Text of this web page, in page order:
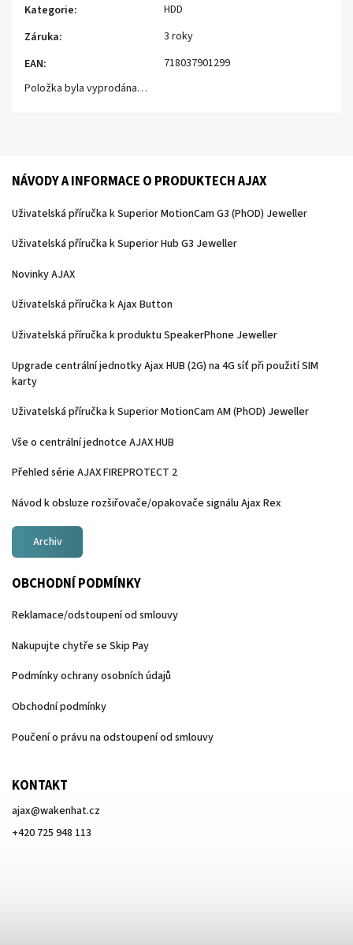
Kategorie:
HDD
Záruka:
3 roky
EAN:
718037901299
Položka byla vyprodána…
NÁVODY A INFORMACE O PRODUKTECH AJAX
Uživatelská příručka k Superior MotionCam G3 (PhOD) Jeweller
Uživatelská příručka k Superior Hub G3 Jeweller
Novinky AJAX
Uživatelská příručka k Ajax Button
Uživatelská příručka k produktu SpeakerPhone Jeweller
Upgrade centrální jednotky Ajax HUB (2G) na 4G síť při použití SIM
karty
Uživatelská příručka k Superior MotionCam AM (PhOD) Jeweller
Vše o centrální jednotce AJAX HUB
Přehled série AJAX FIREPROTECT 2
Návod k obsluze rozšiřovače/opakovače signálu Ajax Rex
Archiv
OBCHODNÍ PODMÍNKY
Reklamace/odstoupení od smlouvy
Nakupujte chytře se Skip Pay
Podmínky ochrany osobních údajů
Obchodní podmínky
Poučení o právu na odstoupení od smlouvy
KONTAKT
ajax@wakenhat.cz
+420 725 948 113